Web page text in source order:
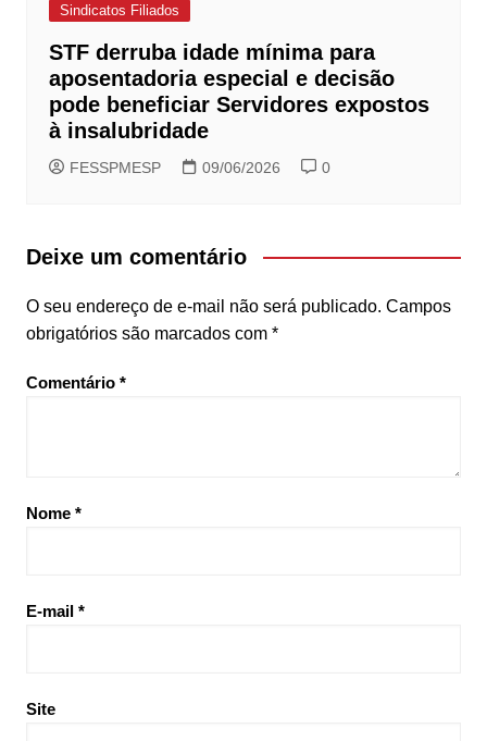
Sindicatos Filiados
STF derruba idade mínima para
aposentadoria especial e decisão
pode beneficiar Servidores expostos
à insalubridade
FESSPMESP 09/06/2026 0
Deixe um comentário
O seu endereço de e-mail não será publicado. Campos
obrigatórios são marcados com *
Comentário *
Nome *
E-mail *
Site